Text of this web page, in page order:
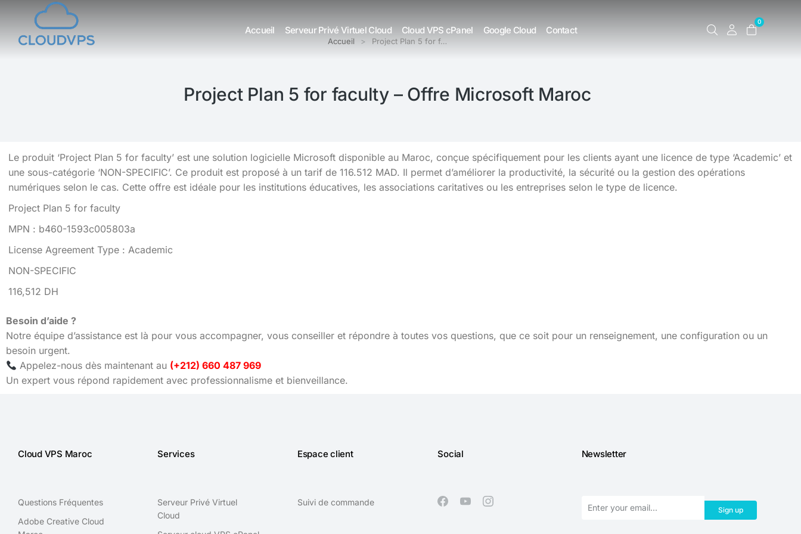
Accueil Serveur Privé Virtuel Cloud Cloud VPS cPanel Google Cloud Contact
0
Vous êtes ici : Accueil Project Plan 5 for f…
Project Plan 5 for faculty – Offre Microsoft Maroc
Le produit ‘Project Plan 5 for faculty’ est une solution logicielle Microsoft disponible au Maroc, conçue spécifiquement pour les clients ayant une licence de type ‘Academic’ et
une sous-catégorie ‘NON-SPECIFIC’. Ce produit est proposé à un tarif de 116.512 MAD. Il permet d’améliorer la productivité, la sécurité ou la gestion des opérations
numériques selon le cas. Cette offre est idéale pour les institutions éducatives, les associations caritatives ou les entreprises selon le type de licence.
Project Plan 5 for faculty
MPN : b460-1593c005803a
License Agreement Type : Academic
NON-SPECIFIC
116,512 DH
Besoin d’aide ?
Notre équipe d’assistance est là pour vous accompagner, vous conseiller et répondre à toutes vos questions, que ce soit pour un renseignement, une configuration ou un
besoin urgent.
Appelez-nous dès maintenant au (+212) 660 487 969
Un expert vous répond rapidement avec professionnalisme et bienveillance.
Cloud VPS Maroc
Questions Fréquentes
Adobe Creative Cloud
Services
Serveur Privé Virtuel
Cloud
Espace client
Suivi de commande
Social Newsletter
Sign up